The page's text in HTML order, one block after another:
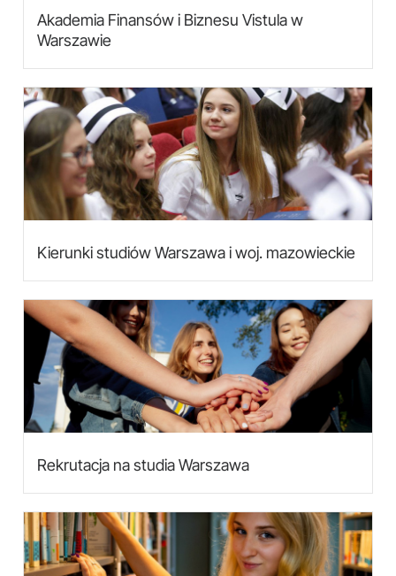
Akademia Finansów i Biznesu Vistula w
Warszawie
Kierunki studiów Warszawa i woj. mazowieckie
Rekrutacja na studia Warszawa